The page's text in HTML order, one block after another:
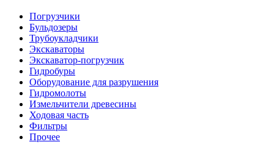
Погрузчики
Бульдозеры
Трубоукладчики
Экскаваторы
Экскаватор-погрузчик
Гидробуры
Оборудование для разрушения
Гидромолоты
Измельчители древесины
Ходовая часть
Фильтры
Прочее